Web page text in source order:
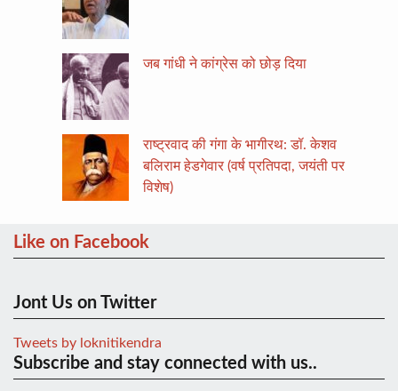
जब गांधी ने कांग्रेस को छोड़ दिया
राष्ट्रवाद की गंगा के भागीरथ: डॉ. केशव
बलिराम हेडगेवार (वर्ष प्रतिपदा, जयंती पर
विशेष)
Like on Facebook
Jont Us on Twitter
Tweets by loknitikendra
Subscribe and stay connected with us..